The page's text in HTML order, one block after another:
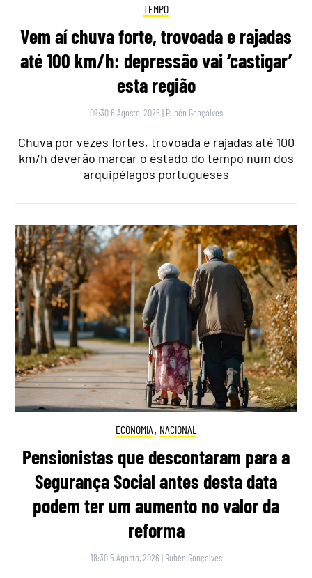
TEMPO
Vem aí chuva forte, trovoada e rajadas
até 100 km/h: depressão vai ‘castigar’
esta região
09:30 6 Agosto, 2026 | Rubén Gonçalves
Chuva por vezes fortes, trovoada e rajadas até 100
km/h deverão marcar o estado do tempo num dos
arquipélagos portugueses
ECONOMIA , NACIONAL
Pensionistas que descontaram para a
Segurança Social antes desta data
podem ter um aumento no valor da
reforma
18:30 5 Agosto, 2026 | Rubén Gonçalves